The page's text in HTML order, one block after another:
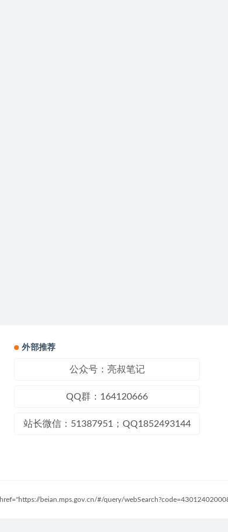
外部推荐
公众号：亮叔笔记
QQ群：164120666
站长微信：51387951；QQ1852493144
href="https://beian.mps.gov.cn/#/query/